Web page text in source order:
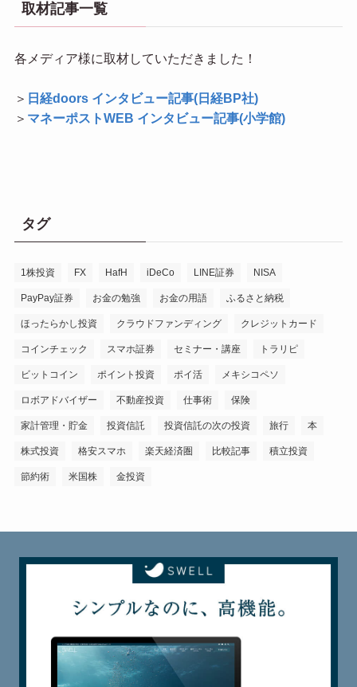
取材記事一覧
各メディア様に取材していただきました！
＞ 日経doors インタビュー記事(日経BP社)
＞ マネーポストWEB インタビュー記事(小学館)
タグ
1株投資 FX HafH iDeCo LINE証券 NISA
PayPay証券 お金の勉強 お金の用語 ふるさと納税
ほったらかし投資 クラウドファンディング クレジットカード
コインチェック スマホ証券 セミナー・講座 トラリピ
ビットコイン ポイント投資 ポイ活 メキシコペソ
ロボアドバイザー 不動産投資 仕事術 保険
家計管理・貯金 投資信託 投資信託の次の投資 旅行 本
株式投資 格安スマホ 楽天経済圏 比較記事 積立投資
節約術 米国株 金投資